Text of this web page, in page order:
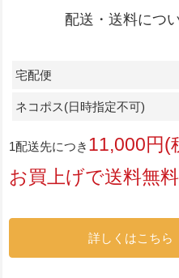
配送・送料につ
宅配便
ネコポス(日時指定不可)
1配送先につき 11,000円(
お買上げで送料無料
詳しくはこちら